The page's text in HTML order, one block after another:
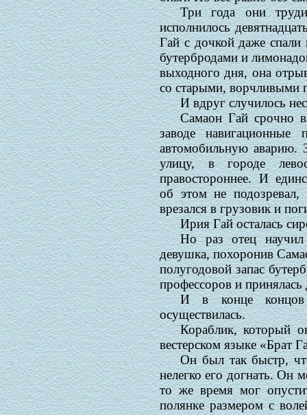
Три года они
исполнилось
Гай с дочкой даже спали
бутербродами и
выходного дня, она
со старыми, ворчливыми
И вдруг случилось
Самаон Гай срочно
заводе
автомобильную аварию.
улицу, в городе
правостороннее. И
об этом не
врезался в грузовик и
Ирия Гай осталась
Но раз отец
девушка, похоронив
полугодовой запас
профессоров и принялась
И в конце
осуществилась.
Кораблик, который
вестерском языке «Брат
Он был так быстр,
нелегко его догнать. Он
то же время мог
полянке размером с